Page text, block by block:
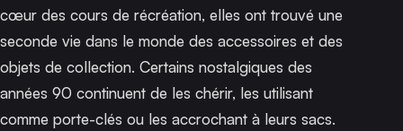
cœur des cours de récréation, elles ont trouvé une
seconde vie dans le monde des accessoires et des
objets de collection. Certains nostalgiques des
années 90 continuent de les chérir, les utilisant
comme porte-clés ou les accrochant à leurs sacs.